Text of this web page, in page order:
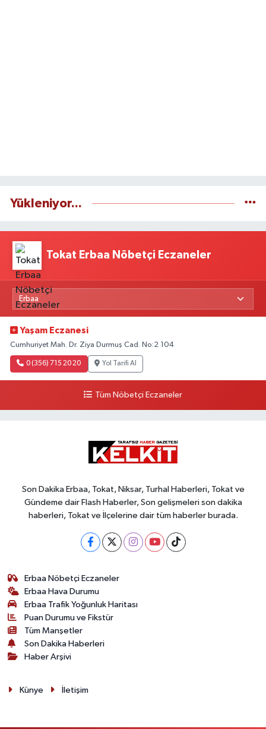
Yükleniyor...
Tokat Erbaa Nöbetçi Eczaneler
Yaşam Eczanesi
Cumhuriyet Mah. Dr. Ziya Durmuş Cad. No:2 104
0 (356) 715 20 20 Yol Tarifi Al
Tüm Nöbetçi Eczaneler
Son Dakika Erbaa, Tokat, Niksar, Turhal Haberleri, Tokat ve
Gündeme dair Flash Haberler, Son gelişmeleri son dakika
haberleri, Tokat ve İlçelerine dair tüm haberler burada.
Erbaa Nöbetçi Eczaneler
Erbaa Hava Durumu
Erbaa Trafik Yoğunluk Haritası
Puan Durumu ve Fikstür
Tüm Manşetler
Son Dakika Haberleri
Haber Arşivi
Künye İletişim